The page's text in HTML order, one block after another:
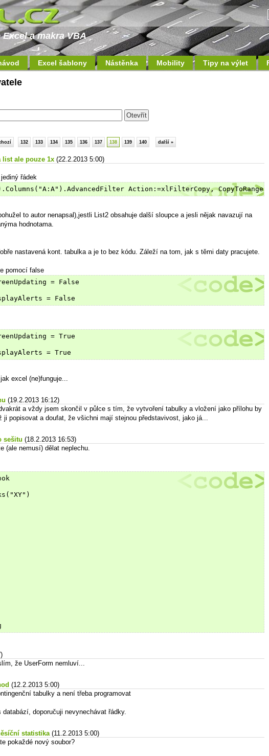
a makra VBA
Excel šablony Nástěnka Mobility Tipy na výlet
132 133 134 135 136 137 138 139 140 další »
list ale pouze 1x (22.2.2013 5:00)
řádek
Action:=xlFilterCopy,
to autor nenapsal),jestli List2 obsahuje další sloupce a jesli nějak navazují na
hodnotama.
nastavená kont. tabulka a je to bez kódu. Záleží na tom, jak s těmi daty pracujete.
pomocí false
= False
= False
= True
= True
excel (ne)funguje...
(19.2.2013 16:12)
a vždy jsem skončil v půlce s tím, že vytvoření tabulky a vložení jako přílohu by
ji popisovat a doufat, že všichni mají stejnou představivost, jako já...
sešitu (18.2.2013 16:53)
(ale nemusí) dělat neplechu.
že UserForm nemluví...
(12.2.2013 5:00)
tabulky a není třeba programovat
doporučuji nevynechávat řádky.
statistika (11.2.2013 5:00)
pokaždé nový soubor?